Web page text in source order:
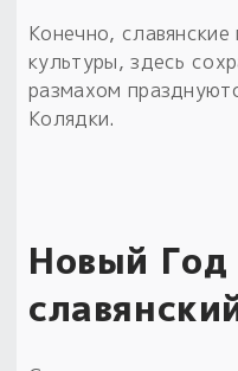
Конечно, славянские
культуры, здесь
размахом
Колядки.
Новый